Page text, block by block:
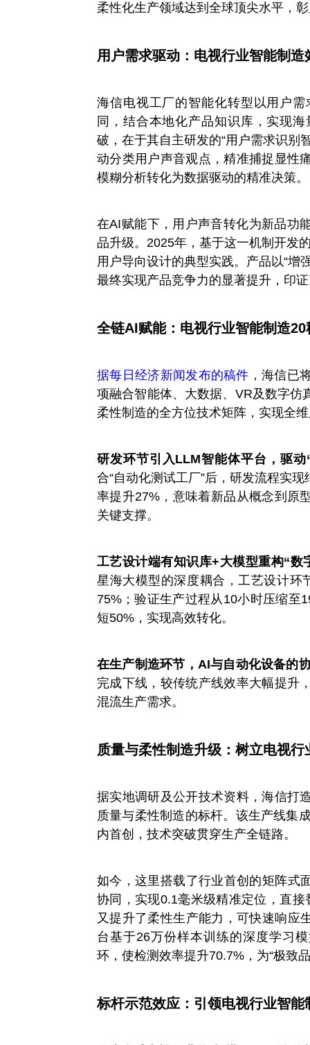
柔性化生产领域达到全球顶尖水平，
用户需求驱动：电视行业智能制造
海信电视工厂的智能化转型以用户
同，结合本地化产品知识库，实现
破，在于其自主研发的“用户需求识别
动分类用户声音观点，精准捕捉显性
模糊分析转化为数据驱动的精准决策。
在AI赋能下，用户声音转化为新品功
品升级。2025年，基于这一机制开发
用户导向设计的典型实践。产品以“增
最终实现产品竞争力的显著提升，印
全链AI赋能：电视行业智能制造
据每日经济新闻发布的稿件 ，海信已
项融合智能体、大数据、VR及数字仿
柔性制造的全方位技术矩阵，实现全
研发环节引入LLM智能体平台，驱
合“自动化测试工厂”后，研发流程实
率提升27%，意味着新品从概念到原
关键支撑。
工艺设计端有知识库+大模型重构“数
星海大模型的深度耦合，工艺设计环
75%；验证生产过程从10小时压缩至
短50%，实现高效转化。
在生产制造环节，AI与自动化设备的
完成下线，较传统产线效率大幅提升
混流生产需求。
质量与柔性制造升级：树立电视
据实地调研及公开技术资料，海信打
质量与柔性制造的标杆。该生产线集
内首创，技术突破贯穿生产全链路。
如今，这里搭载了行业首创的矩阵式
协同，实现0.1毫米级精准定位，直
又提升了柔性生产能力，可快速响应
台基于26万份样本训练的深度学习
环，使检测效率提升70.7%，为“极致
标杆示范效应：引领电视行业智能